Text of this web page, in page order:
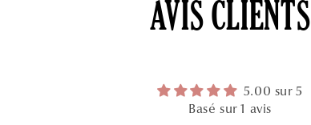
AVIS CLIENTS
5.00 sur 5
Basé sur 1 avis